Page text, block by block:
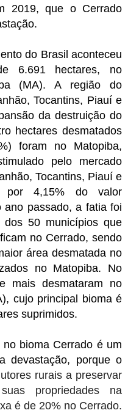
2019, que o Cerrado
do Brasil aconteceu
6.691 hectares, no
(MA). A região do
Tocantins, Piauí e
da destruição do
hectares desmatados
foram no Matopiba,
pelo mercado
Tocantins, Piauí e
por 4,15% do valor
ano passado, a fatia foi
50 municípios que
no Cerrado, sendo
área desmatada no
no Matopiba. No
mais desmataram no
cujo principal bioma é
suprimidos.
bioma Cerrado é um
devastação, porque o
rurais a preservar
propriedades na
é de 20% no Cerrado.